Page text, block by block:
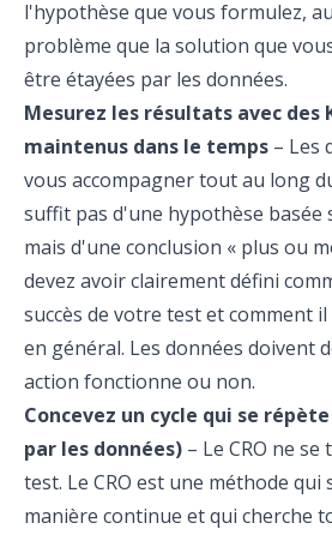
l'hypothèse que vous formulez,
problème que la solution que
être étayées par les données.
Mesurez les résultats avec des
maintenus dans le temps – Les
vous accompagner tout au long
suffit pas d'une hypothèse basée
mais d'une conclusion « plus ou
devez avoir clairement défini
succès de votre test et comment
en général. Les données doivent
action fonctionne ou non.
Concevez un cycle qui se
par les données) – Le CRO ne
test. Le CRO est une méthode qui
manière continue et qui cherche